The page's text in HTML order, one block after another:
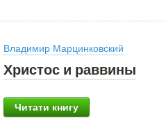
Владимир Марцинковский
Христос и раввины
Читати книгу